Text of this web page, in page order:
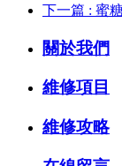
下一篇 : 蜜
關於我們
維修項目
維修攻略